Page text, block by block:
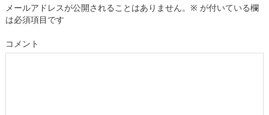
メールアドレスが公開されることはありません。 ※ が付いている欄
は必須項目です
コメント